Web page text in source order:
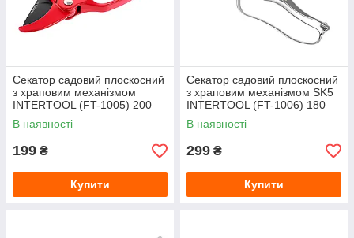
Секатор садовий плоскосний
з храповим механізмом
INTERTOOL (FT-1005) 200
мм
В наявності
199 ₴
Купити
Секатор садовий плоскосний
з храповим механізмом SK5
INTERTOOL (FT-1006) 180
мм
В наявності
299 ₴
Купити